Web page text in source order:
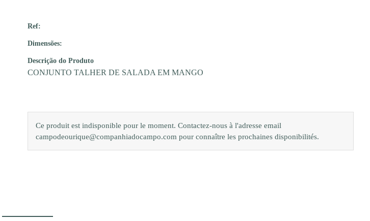
Ref:
Dimensões:
Descrição do Produto
CONJUNTO TALHER DE SALADA EM MANGO
Ce produit est indisponible pour le moment. Contactez-nous à l'adresse email
campodeourique@companhiadocampo.com pour connaître les prochaines disponibilités.